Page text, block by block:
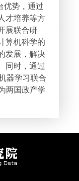
优势，通过
才培养等方
展联合研
算机科学的
发展，解决
同时，通过
器学习联合
两国政产学